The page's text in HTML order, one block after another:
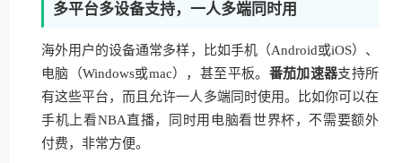
多平台多设备支持，一人多端同时用
海外用户的设备通常多样，比如手机（Android或iOS）、
电脑（Windows或mac），甚至平板。 番茄加速器支持所
有这些平台，而且允许一人多端同时使用。比如你可以在
手机上看NBA直播，同时用电脑看世界杯，不需要额外
付费，非常方便。